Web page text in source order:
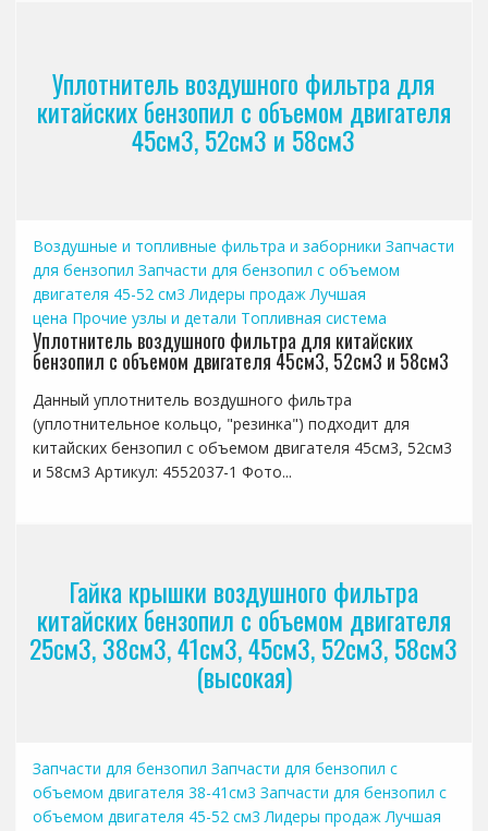
Уплотнитель воздушного фильтра для
китайских бензопил с объемом двигателя
45см3, 52см3 и 58см3
Воздушные и топливные фильтра и заборники Запчасти
для бензопил Запчасти для бензопил с объемом
двигателя 45-52 см3 Лидеры продаж Лучшая
цена Прочие узлы и детали Топливная система
Уплотнитель воздушного фильтра для китайских
бензопил с объемом двигателя 45см3, 52см3 и 58см3
Данный уплотнитель воздушного фильтра
(уплотнительное кольцо, "резинка") подходит для
китайских бензопил с объемом двигателя 45см3, 52см3
и 58см3 Артикул: 4552037-1 Фото...
Гайка крышки воздушного фильтра
китайских бензопил с объемом двигателя
25см3, 38см3, 41см3, 45см3, 52см3, 58см3
(высокая)
Запчасти для бензопил Запчасти для бензопил с
объемом двигателя 38-41см3 Запчасти для бензопил с
объемом двигателя 45-52 см3 Лидеры продаж Лучшая